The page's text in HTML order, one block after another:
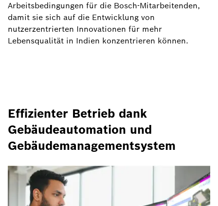
Arbeitsbedingungen für die Bosch-Mitarbeitenden,
damit sie sich auf die Entwicklung von
nutzerzentrierten Innovationen für mehr
Lebensqualität in Indien konzentrieren können.
Effizienter Betrieb dank
Gebäudeautomation und
Gebäudemanagementsystem